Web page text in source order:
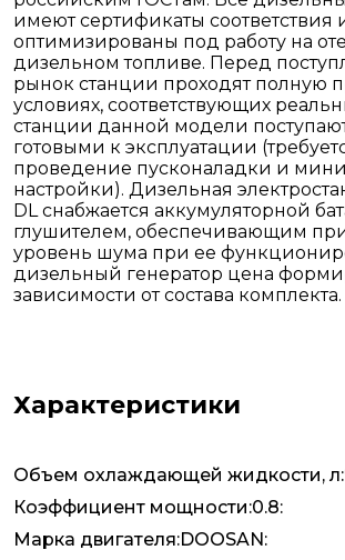
имеют сертификаты соответствия
оптимизированы под работу на
дизельном топливе. Перед
рынок станции проходят полную
условиях, соответствующих
станции данной модели
готовыми к эксплуатации
проведение пусконаладки и
настройки). Дизельная
DL снабжается аккумуляторной
глушителем, обеспечивающим
уровень шума при ее
дизельный генератор цена
зависимости от состава комплекта.
Характеристики
Объем охлаждающей жидкости,
Коэффициент мощности:0.8:
Марка двигателя:DOOSAN: